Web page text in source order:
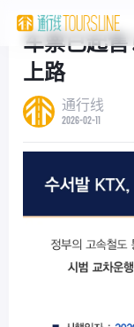
车票已起
上路
通行线
2026-02-11